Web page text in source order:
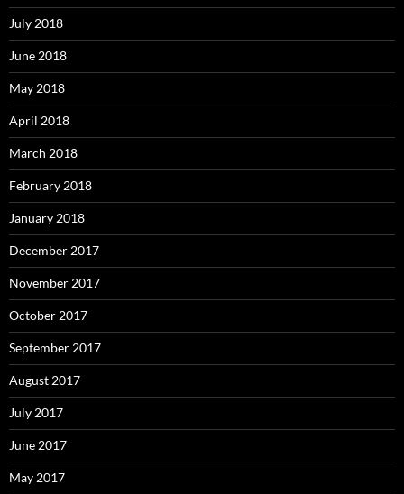
July 2018
June 2018
May 2018
April 2018
March 2018
February 2018
January 2018
December 2017
November 2017
October 2017
September 2017
August 2017
July 2017
June 2017
May 2017